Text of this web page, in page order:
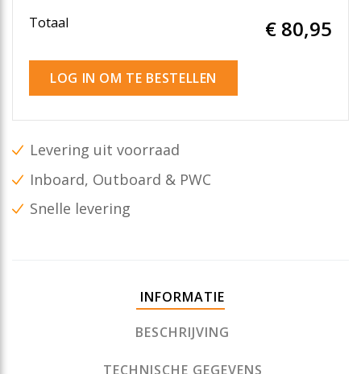
Totaal € 80,95
LOG IN OM TE BESTELLEN
Levering uit voorraad
Inboard, Outboard & PWC
Snelle levering
INFORMATIE
BESCHRIJVING
TECHNISCHE GEGEVENS